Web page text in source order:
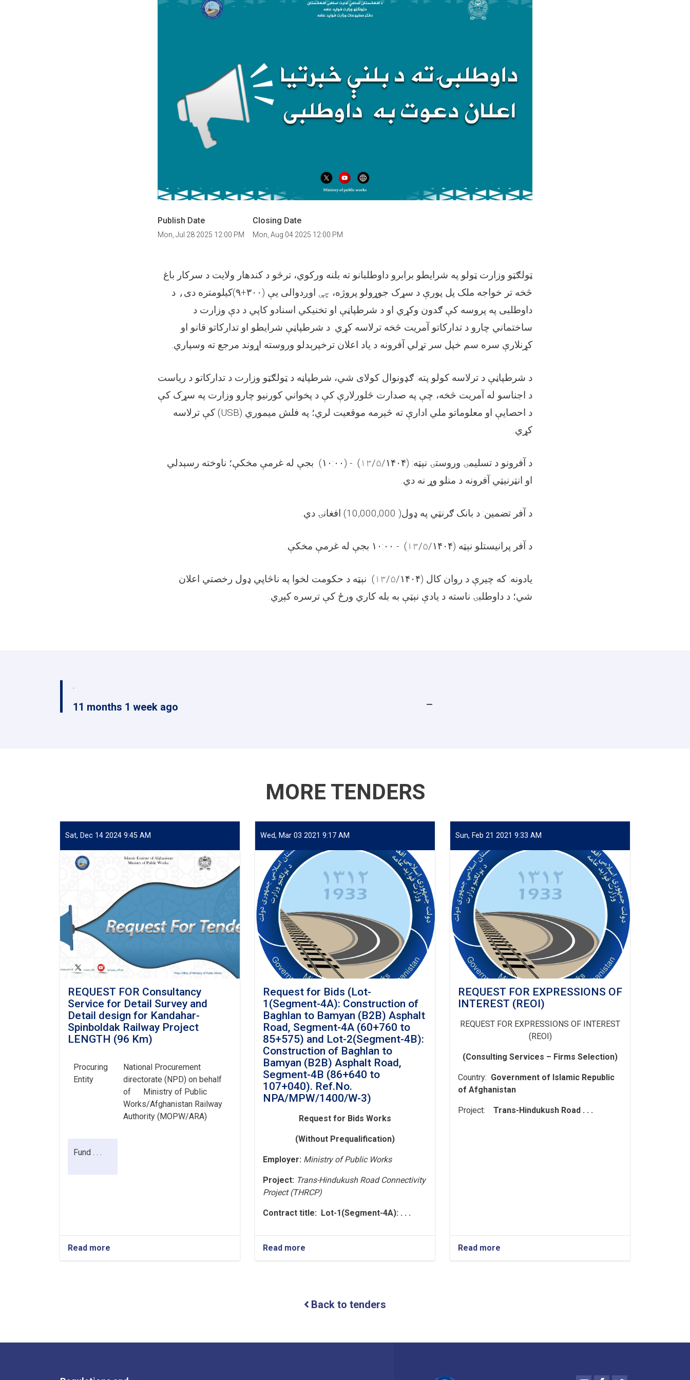
Publish Date
Mon, Jul 28 2025 12:00 PM
Closing Date
Mon, Aug 04 2025 12:00 PM
ټولګټو وزارت ټولو په شرايطو برابرو داوطلبانو ته بلنه ورکوي، ترڅو د کندهار ولایت د سرکار باغ
څخه تر خواجه ملک پل پورې د سړک جوړولو پروژه، چې اوږدوالی یې (۳۰۰+۹ )کیلومتره دی، د
داوطلبی په پروسه کې ګدون وکړي او د شرطپاڼې او تخنیکي اسنادو کاپي د دې وزارت د
ساختماني چارو د تدارکاتو آمریت څخه ترلاسه کړي. د شرطپاڼې شرايطو او تدارکاتو قانو او
کړنلارې سره سم خپل سر تړلي آفرونه د یاد اعلان ترخپرېدلو وروسته اړوند مرجع ته وسپاري.
د شرطپاڼې د ترلاسه کولو پته: ګډونوال کولای شي، شرطپاڼه د ټولګټو وزارت د تدارکاتو د رياست
د اجناسو له آمريت څخه، چې په صدارت څلور‌لارې کې د پخواني کورنيو چارو وزارت په سړک کې
د احصایې او معلوماتو ملي ادارې ته څېرمه موقعيت لري؛ په فلش ميموري (USB) کې ترلاسه
کړي.
د آفرونو د تسليمۍ وروستۍ نېټه: ( ۱۳/۵/۱۴۰۴) - (۱۰:۰۰)
بجې له غرمې مخکې؛ ناوخته رسېدلي
او انټرنيټي آفرونه د منلو وړ نه دي.
د آفر تضمین: د بانک ګرنټي په ډول( 10,000,000) افغانۍ دي.
د آفر پرانيستلو نېټه ( ۱۳/۵/۱۴۰۴) - ۱۰:۰۰ بجې له غرمې مخکې.
يادونه: که چيرې د روان کال ( ۱۳/۵/۱۴۰۴)
نېټه د حکومت لخوا په ناڅاپي ډول رخصتي اعلان
شي؛ د داوطلبۍ ناسته د یادې نېټې به بله کاري ورځ کې ترسره کېږي.
.
11 months 1 week ago
MORE TENDERS
Sat, Dec 14 2024 9:45 AM
REQUEST FOR Consultancy
Service for Detail Survey and
Detail design for Kandahar-
Spinboldak Railway Project
LENGTH (96 Km)
Procuring
Entity
National Procurement
directorate (NPD) on behalf
of
Ministry of Public
Works/Afghanistan Railway
Authority (MOPW/ARA)
Fund . . .
Read more
REQUEST
Detail
Wed, Mar 03 2021 9:17 AM
Request for Bids (Lot-
1(Segment-4A): Construction of
Baghlan to Bamyan (B2B) Asphalt
Road, Segment-4A (60+760 to
85+575) and Lot-2(Segment-4B):
Construction of Baghlan to
Bamyan (B2B) Asphalt Road,
Segment-4B (86+640 to
107+040). Ref.No.
NPA/MPW/1400/W-3)
Request for Bids Works
(Without Prequalification)
Employer: Ministry of Public Works
Project: Trans-Hindukush Road Connectivity
Project (THRCP)
Contract title: Lot-1(Segment-4A): . . .
Read more
Request
1(Segment-
4A):
Baghlan
Sun, Feb 21 2021 9:33 AM
REQUEST FOR EXPRESSIONS OF
INTEREST (REOI)
REQUEST FOR EXPRESSIONS OF INTEREST
(REOI)
(Consulting Services – Firms Selection)
Country: Government of Islamic Republic
of Afghanistan
Project: Trans-Hindukush Road . . .
Read more
REQUEST
Back to tenders